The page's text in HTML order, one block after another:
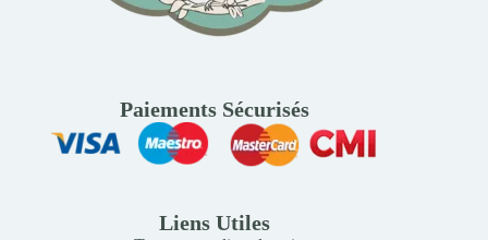
Paiements Sécurisés
Liens Utiles